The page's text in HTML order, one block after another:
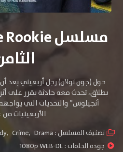
حول (جون نولان) رجل أربعيني بعد
بطلاق، تحدث معه حادثة يقرر على
أنجيلوس” والتحديات التي
الأربعينيات
تصنيف المسلسل : , Crime, Drama
جودة الحلقات :1080p WEB-DL